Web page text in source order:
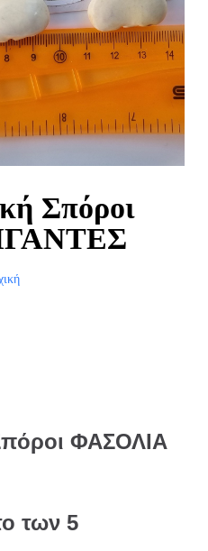
Σπόροι
ΦΑΣΟΛΙΑ
των 5